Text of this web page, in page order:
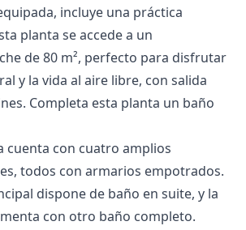
incluye una práctica
planta se accede a un
de 80 m², perfecto para disfrutar
y la vida al aire libre, con salida
Completa esta planta un baño
cuenta con cuatro amplios
todos con armarios empotrados.
dispone de baño en suite, y la
con otro baño completo.